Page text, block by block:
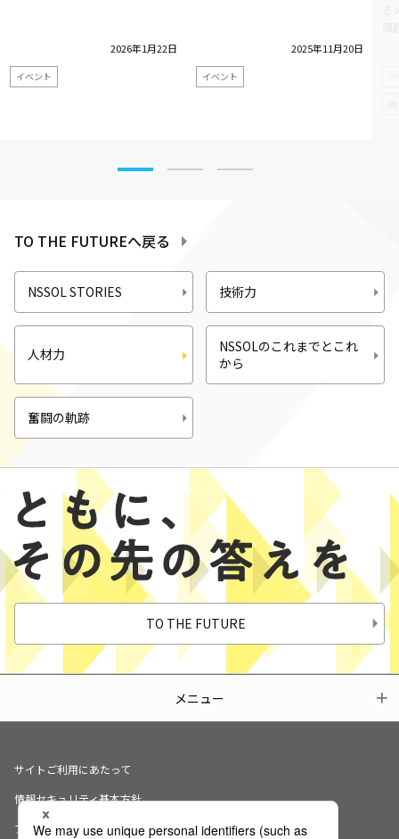
2026年1月22日
イベント
2025年11月20日
イベント
課
TO THE FUTUREへ戻る
NSSOL STORIES 技術力
人材力
NSSOLのこれまでとこれ
から
奮闘の軌跡
TO THE FUTURE
メニュー
サイトご利用にあたって
情報セキュリティ基本方針
プライバシーポリシー